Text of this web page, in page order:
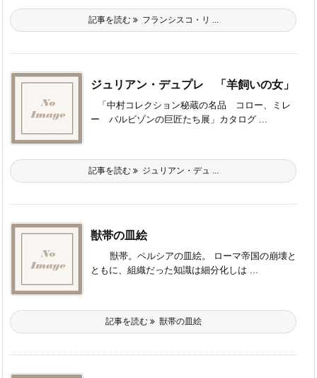
記事を読む フランシスコ・リ ...
ジュリアン・デュプレ 「羊飼いの女」
「中村コレクション秘蔵の名品 コロー、ミレ
ー バルビゾンの巨匠たち展」カタログ ...
記事を読む ジュリアン・デュ ...
獣帯の皿絵
獣帯。ペルシアの皿絵。 ローマ帝国の崩壊と
ともに、組織だった知識は細分化しは ...
記事を読む 獣帯の皿絵